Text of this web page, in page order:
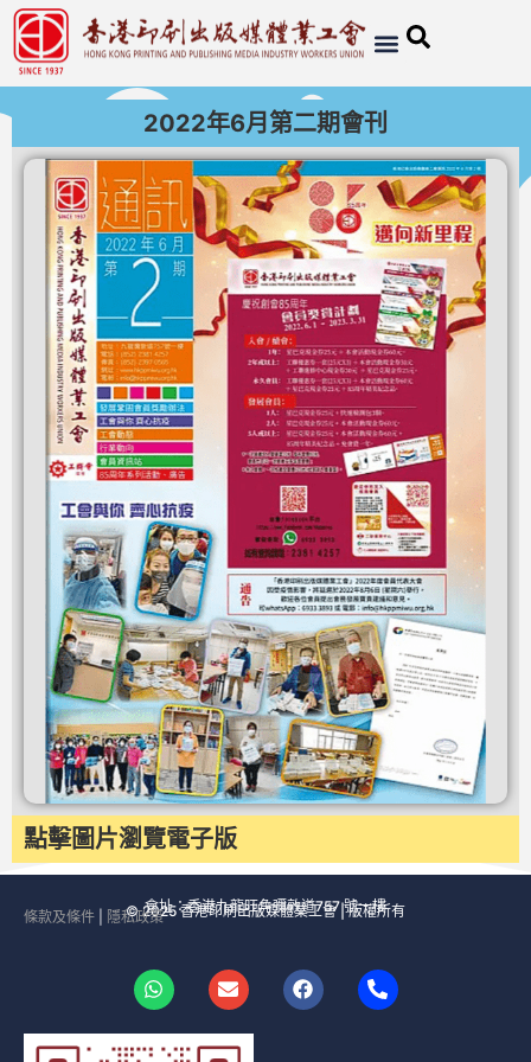
2022年6月第二期會刊
點擊圖片瀏覽電子版
© 2025 香港印刷出版媒體業工會 | 版權所有
會址：香港九龍旺角彌敦道757 號一樓
條款及條件 隱私政策